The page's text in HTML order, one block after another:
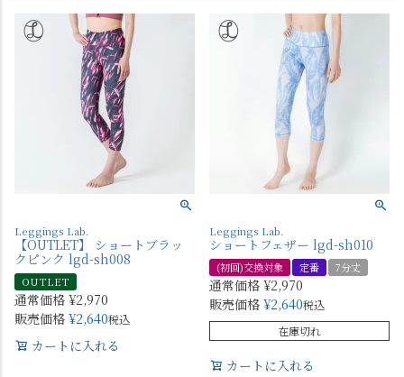
Leggings Lab.
【OUTLET】 ショートブラッ
クピンク lgd-sh008
OUTLET
通常価格 ¥2,970
販売価格 ¥2,640税込
カートに入れる
Leggings Lab.
ショートフェザー lgd-sh010
(初回)交換対象 定番 7分丈
通常価格 ¥2,970
販売価格 ¥2,640税込
在庫切れ
カートに入れる